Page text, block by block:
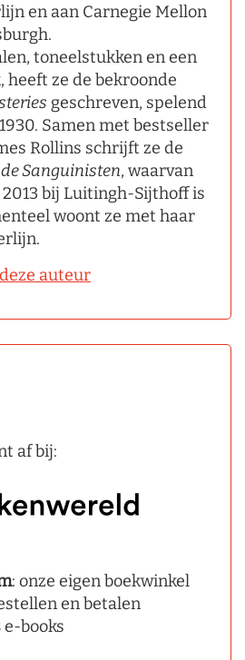
en aan Carnegie Mellon
toneelstukken en een
heeft ze de bekroonde
geschreven, spelend
Samen met bestseller
Rollins schrijft ze de
Sanguinisten, waarvan
bij Luitingh-Sijthoff is
woont ze met haar
auteur
af bij:
: onze eigen boekwinkel
en betalen
e-books